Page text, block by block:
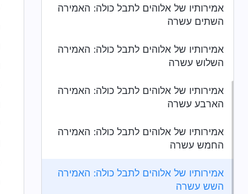
אמירותיו של אלוהים לתבל כולה: האמירה
השתים עשרה
אמירותיו של אלוהים לתבל כולה: האמירה
השלוש עשרה
אמירותיו של אלוהים לתבל כולה: האמירה
הארבע עשרה
אמירותיו של אלוהים לתבל כולה: האמירה
החמש עשרה
אמירותיו של אלוהים לתבל כולה: האמירה
השש עשרה